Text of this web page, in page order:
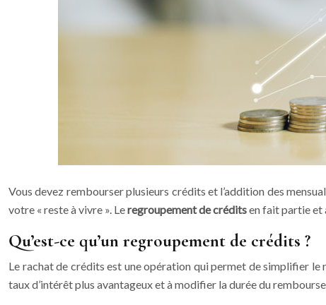
Vous devez rembourser plusieurs crédits et l’addition des
votre « reste à vivre ». Leregroupement de créditsen fait partie et
Qu’est-ce qu’un regroupement de crédits ?
Le rachat de crédits est une opération qui permet de simplifier
taux d’intérêt plus avantageux et à modifier la durée du